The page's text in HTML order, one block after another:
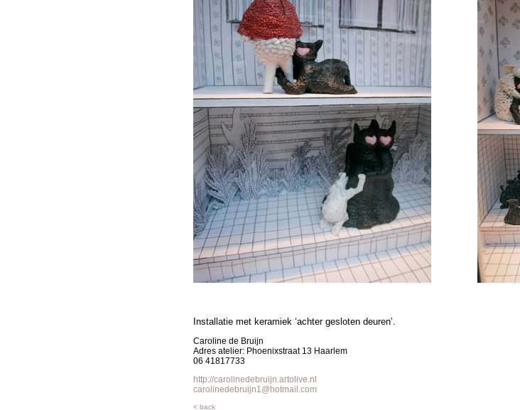
Installatie met keramiek ‘achter gesloten deuren’.
Caroline de Bruijn
Adres atelier: Phoenixstraat 13 Haarlem
06 41817733
http://carolinedebruijn.artolive.nl
carolinedebruijn1@hotmail.com
< back